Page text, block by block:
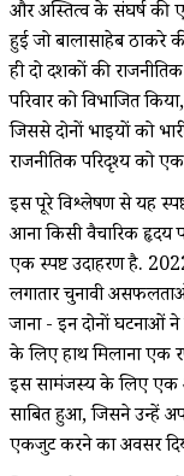
और अस्तित्व के संघर्ष की
हुई जो बालासाहेब ठाकरे
ही दो दशकों की
परिवार को विभाजित
जिससे दोनों भाइयों को
राजनीतिक परिदृश्य को
इस पूरे विश्लेषण से यह
आना किसी वैचारिक हृदय
एक स्पष्ट उदाहरण है.
लगातार चुनावी
जाना - इन दोनों घटनाओं
के लिए हाथ मिलाना एक
इस सामंजस्य के लिए एक
साबित हुआ, जिसने उन्हें
एकजुट करने का अवसर